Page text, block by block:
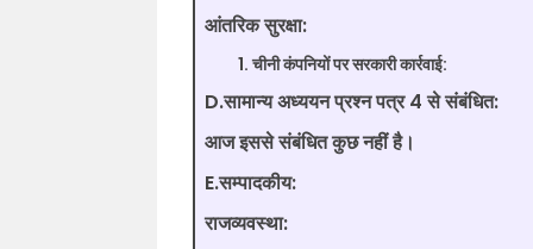
आंतरिक सुरक्षा:
चीनी कंपनियों पर सरकारी कार्रवाई:
D.सामान्य अध्ययन प्रश्न पत्र 4 से संबंधित:
आज इससे संबंधित कुछ नहीं है।
E.सम्पादकीय:
राजव्यवस्था: